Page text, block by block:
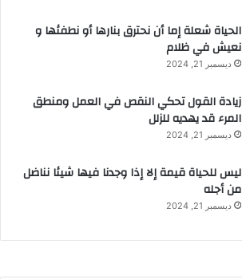
الحياة شعلة إما أن نحترق بنارها أو نطفئها و
نعيش في ظلام
ديسمبر 21, 2024
زيادة القول تحكي النقص في العمل ومنطق
المرء قد يهديه للزلل
ديسمبر 21, 2024
ليس للحياة قيمة إلا إذا وجدنا فيها شيئا نناضل
من أجله
ديسمبر 21, 2024